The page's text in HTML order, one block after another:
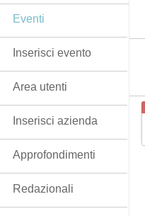
Eventi
Inserisci evento
Area utenti
Inserisci azienda
Approfondimenti
Redazionali